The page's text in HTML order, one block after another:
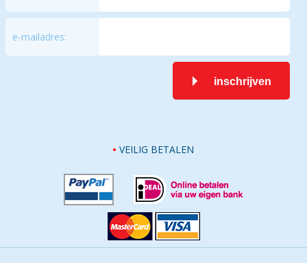
e-mailadres:
inschrijven
VEILIG BETALEN